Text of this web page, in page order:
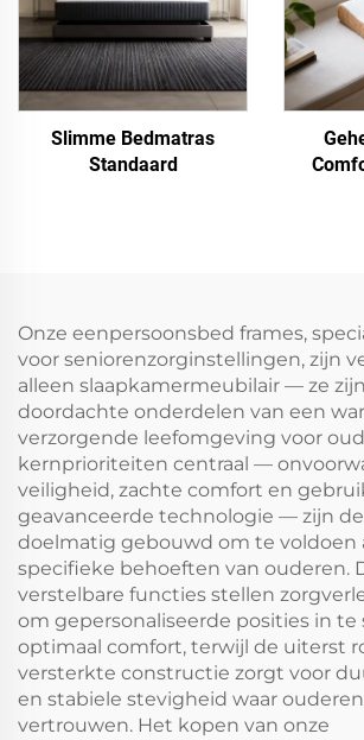
Slimme Bedmatras
Standaard
Onze eenpersoonsbed frames,
voor seniorenzorginstellingen, zijn
alleen slaapkamermeubilair — ze
doordachte onderdelen van een
verzorgende leefomgeving voor
kernprioriteiten centraal —
veiligheid, zachte comfort en
geavanceerde technologie — zijn
doelmatig gebouwd om te voldoen
specifieke behoeften van ouderen.
verstelbare functies stellen
om gepersonaliseerde posities in te
optimaal comfort, terwijl de uiterst
versterkte constructie zorgt voor
en stabiele stevigheid waar
vertrouwen. Het kopen van onze